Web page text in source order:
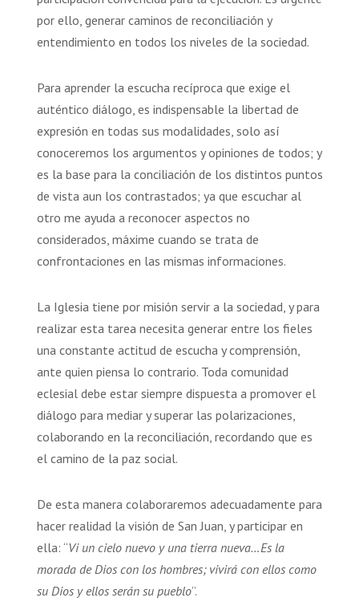
por ello, generar caminos de reconciliación y
entendimiento en todos los niveles de la sociedad.
Para aprender la escucha recíproca que exige el
auténtico diálogo, es indispensable la libertad de
expresión en todas sus modalidades, solo así
conoceremos los argumentos y opiniones de todos; y
es la base para la conciliación de los distintos puntos
de vista aun los contrastados; ya que escuchar al
otro me ayuda a reconocer aspectos no
considerados, máxime cuando se trata de
confrontaciones en las mismas informaciones.
La Iglesia tiene por misión servir a la sociedad, y para
realizar esta tarea necesita generar entre los fieles
una constante actitud de escucha y comprensión,
ante quien piensa lo contrario. Toda comunidad
eclesial debe estar siempre dispuesta a promover el
diálogo para mediar y superar las polarizaciones,
colaborando en la reconciliación, recordando que es
el camino de la paz social.
De esta manera colaboraremos adecuadamente para
hacer realidad la visión de San Juan, y participar en
ella: “Vi un cielo nuevo y una tierra nueva…Es la
morada de Dios con los hombres; vivirá con ellos como
su Dios y ellos serán su pueblo”.